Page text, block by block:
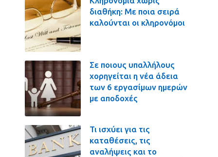
διαθήκη: Με ποια σειρά
καλούνται οι κληρονόμοι
Σε ποιους υπαλλήλους
χορηγείται η νέα άδεια
των 6 εργασίμων ημερών
με αποδοχές
Τι ισχύει για τις
καταθέσεις, τις
αναλήψεις και το